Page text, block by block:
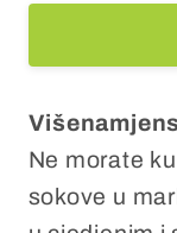
Ne morate
sokove u